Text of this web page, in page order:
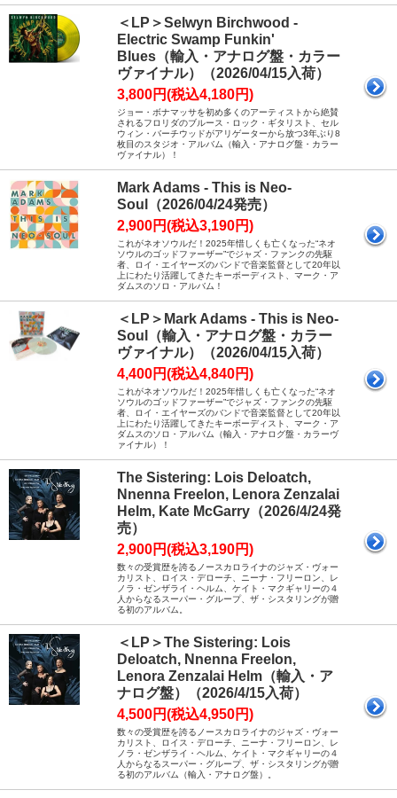
＜LP＞Selwyn Birchwood -
Electric Swamp Funkin'
Blues（輸入・アナログ盤・カラー
ヴァイナル）（2026/04/15入荷）
3,800円(税込4,180円)
ジョー・ボナマッサを初め多くのアーティストから絶賛
されるフロリダのブルース・ロック・ギタリスト、セル
ウィン・バーチウッドがアリゲーターから放つ3年ぶり8
枚目のスタジオ・アルバム（輸入・アナログ盤・カラー
ヴァイナル）！
Mark Adams - This is Neo-
Soul（2026/04/24発売）
2,900円(税込3,190円)
これがネオソウルだ！2025年惜しくも亡くなった“ネオ
ソウルのゴッドファーザー”でジャズ・ファンクの先駆
者、ロイ・エイヤーズのバンドで音楽監督として20年以
上にわたり活躍してきたキーボーディスト、マーク・ア
ダムスのソロ・アルバム！
＜LP＞Mark Adams - This is Neo-
Soul（輸入・アナログ盤・カラー
ヴァイナル）（2026/04/15入荷）
4,400円(税込4,840円)
これがネオソウルだ！2025年惜しくも亡くなった“ネオ
ソウルのゴッドファーザー”でジャズ・ファンクの先駆
者、ロイ・エイヤーズのバンドで音楽監督として20年以
上にわたり活躍してきたキーボーディスト、マーク・ア
ダムスのソロ・アルバム（輸入・アナログ盤・カラーヴ
ァイナル）！
The Sistering: Lois Deloatch,
Nnenna Freelon, Lenora Zenzalai
Helm, Kate McGarry（2026/4/24発
売）
2,900円(税込3,190円)
数々の受賞歴を誇るノースカロライナのジャズ・ヴォー
カリスト、ロイス・デローチ、ニーナ・フリーロン、レ
ノラ・ゼンザライ・ヘルム、ケイト・マクギャリーの４
人からなるスーパー・グループ、ザ・シスタリングが贈
る初のアルバム。
＜LP＞The Sistering: Lois
Deloatch, Nnenna Freelon,
Lenora Zenzalai Helm（輸入・ア
ナログ盤）（2026/4/15入荷）
4,500円(税込4,950円)
数々の受賞歴を誇るノースカロライナのジャズ・ヴォー
カリスト、ロイス・デローチ、ニーナ・フリーロン、レ
ノラ・ゼンザライ・ヘルム、ケイト・マクギャリーの４
人からなるスーパー・グループ、ザ・シスタリングが贈
る初のアルバム（輸入・アナログ盤）。